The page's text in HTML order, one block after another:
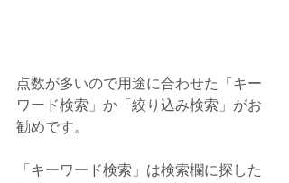
点数が多いので用途に合わせた「キー
ワード検索」か「絞り込み検索」がお
勧めです。
「キーワード検索」は検索欄に探した